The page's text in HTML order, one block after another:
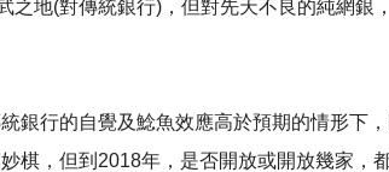
地(對傳統銀行)，但對先天不良的純網銀
銀行的自覺及鯰魚效應高於預期的情形下
棋，但到2018年，是否開放或開放幾家，